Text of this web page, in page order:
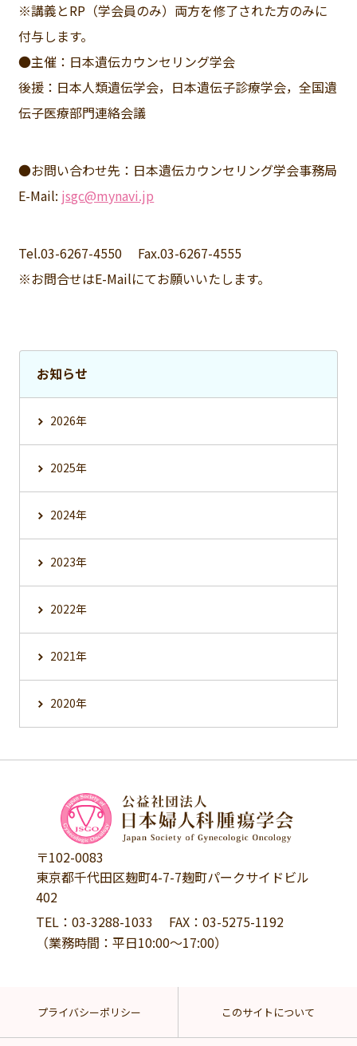
※講義とRP（学会員のみ）両方を修了された方のみに
付与します。
●主催：日本遺伝カウンセリング学会
後援：日本人類遺伝学会，日本遺伝子診療学会，全国遺
伝子医療部門連絡会議
●お問い合わせ先：日本遺伝カウンセリング学会事務局
E-Mail: jsgc@mynavi.jp
Tel.03-6267-4550 Fax.03-6267-4555
※お問合せはE-Mailにてお願いいたします。
お知らせ
2026年
2025年
2024年
2023年
2022年
2021年
2020年
〒102-0083
東京都千代田区麹町4-7-7麹町パークサイドビル
402
TEL： 03-3288-1033
FAX：03-5275-1192
（業務時間：平日10:00～17:00）
プライバシーポリシー このサイトについて